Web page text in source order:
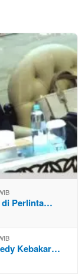
di Perlinta…
Kebakar…